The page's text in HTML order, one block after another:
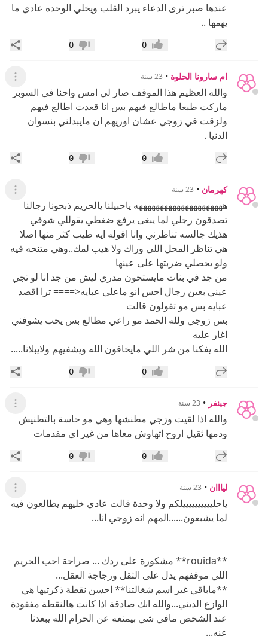
عندها صبر ترى الدعاء يبرد القلب ويخلي الوحده عادي ما
يهمها ..
إضافة رد جديد إعجاب0 عدم إعجاب
0
ام سارونا الحلوة • 23 سنة عرض
والله العظيم هذا الموقف صار لي امس واحنا في السوبر
ماركت طبعا ماطالع فيهم بس انا قعدت اطالع فيهم
ولزقت في زوجي عشان اوريهم ان مايبدلني بنسوان
الدنيا .
إضافة رد جديد إعجاب0 عدم إعجاب
0
كهرمان • 23 سنة عرض
هههههههههههههههههههههه ياحبيلنا يالحريم ذبحونا رجالنا
تصدقون رجلي لما يبغى يرفع ضغطي يقوللي شوفي
هذيك جالسه تناظرني وانا اقوله ايه طيب كثر منها اصلا
هي تناظر المحل اللي وراك ولا هيب لمك..وهي متنحه فيه
ولو يحصلي ضربتها على عينها
من جد في بنات مايستحون مدري ليش من جد انا لو تجي
عيني بعين رجال احس انو ماعلي عبايه<==== ترا اقصد
عبايه بس مو تقولون قالت
بس زوجي ولله الحمد مو راعي مطالع بس يحب يشوفني
اغار عليه
الله يفكنا من شر اللي مايخافون الله ويشفيهم ولايبلانا.....
إضافة رد جديد إعجاب0 عدم إعجاب
0
جينفر • 23 سنة عرض
والله اذا لقيت وزجي مطنشها وهي مو حاسة بالتطنيش
ودمها ثقيل اروح اتهاوش معاها من غير اي مقدمات
إضافة رد جديد إعجاب0 عدم إعجاب
0
ليااان • 23 سنة عرض
ياحلييييييييييلكم ولا وحدة قالت عادي خليهم يطالعون فيه
لما يشبعون......المهم انه زوجي انا...
**rouida** مشكورة على ردك ... صراحة احب الحريم
اللي موقفهم يدل على الثقل ورجاجة العقل...
**ماباقي غير اسم شغالتنا** احسن نقطة ذكرتيها هي
الوازع الديني...والله انك صادقة اذا كانت هالنقطة مفقودة
عند الشخص مافي شي بيمنعه عن الحرام الله يبعدنا
عنه...